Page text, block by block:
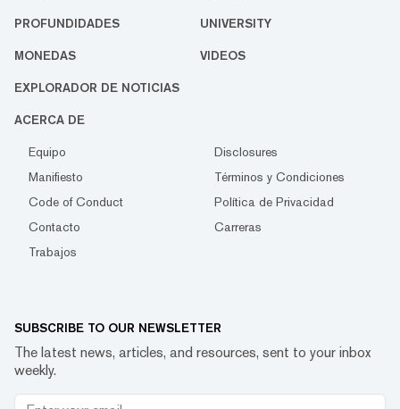
PROFUNDIDADES UNIVERSITY
MONEDAS VIDEOS
EXPLORADOR DE NOTICIAS
ACERCA DE
Equipo
Disclosures
Manifiesto
Términos y Condiciones
Code of Conduct
Política de Privacidad
Contacto
Carreras
Trabajos
SUBSCRIBE TO OUR NEWSLETTER
The latest news, articles, and resources, sent to your inbox
weekly.